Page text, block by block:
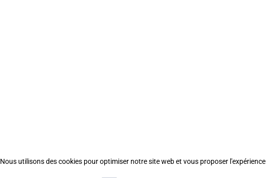
Nous utilisons des cookies pour optimiser notre site web et vous proposer